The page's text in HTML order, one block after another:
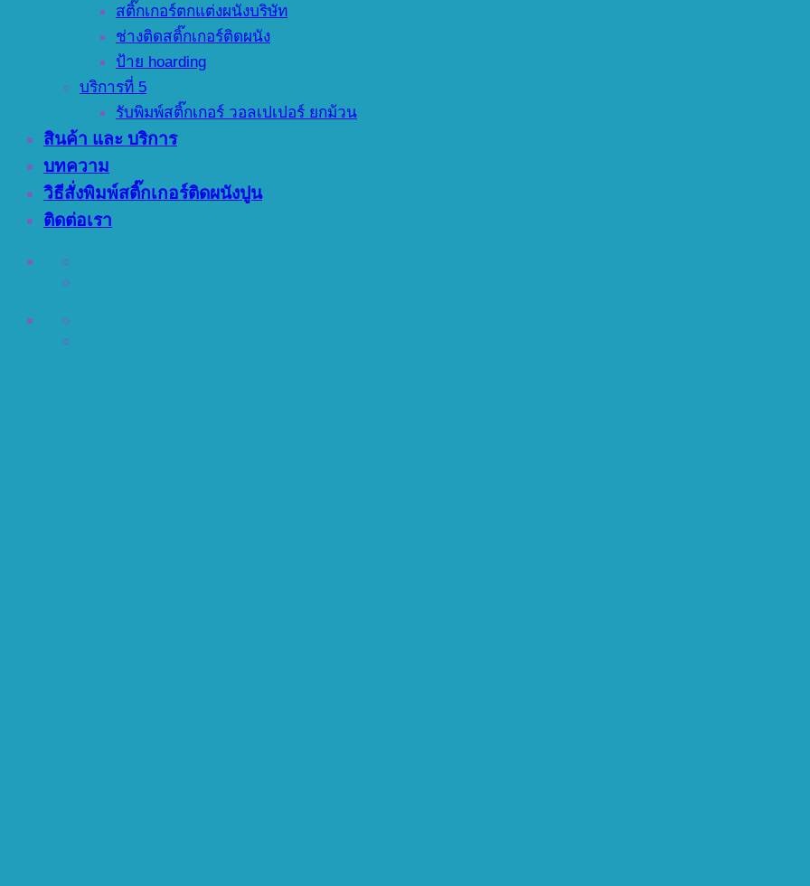
สติ๊กเกอร์ตกแต่งผนังบริษัท
ช่างติดสติ๊กเกอร์ติดผนัง
ป้าย hoarding
บริการที่ 5
รับพิมพ์สติ๊กเกอร์ วอลเปเปอร์ ยกม้วน
สินค้า และ บริการ
บทความ
วิธีสั่งพิมพ์สติ๊กเกอร์ติดผนังปูน
ติดต่อเรา